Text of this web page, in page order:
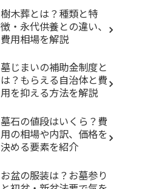
樹木葬とは？種類と特
徴・永代供養との違い、
費用相場を解説
墓じまいの補助金制度と
は？もらえる自治体と費
用を抑える方法を解説
墓石の値段はいくら？費
用の相場や内訳、価格を
決める要素を紹介
お盆の服装は？お墓参り